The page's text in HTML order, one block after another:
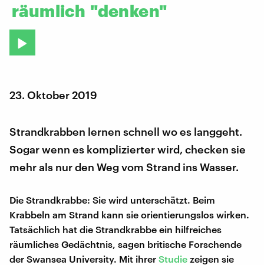
räumlich "denken"
23. Oktober 2019
Strandkrabben lernen schnell wo es langgeht.
Sogar wenn es komplizierter wird, checken sie
mehr als nur den Weg vom Strand ins Wasser.
Die Strandkrabbe: Sie wird unterschätzt. Beim
Krabbeln am Strand kann sie orientierungslos wirken.
Tatsächlich hat die Strandkrabbe ein hilfreiches
räumliches Gedächtnis, sagen britische Forschende
der Swansea University. Mit ihrer Studie zeigen sie